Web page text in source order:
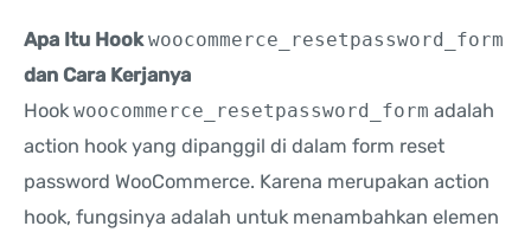
Apa Itu Hook woocommerce_resetpassword_form
dan Cara Kerjanya
Hook woocommerce_resetpassword_form adalah
action hook yang dipanggil di dalam form reset
password WooCommerce. Karena merupakan action
hook, fungsinya adalah untuk menambahkan elemen